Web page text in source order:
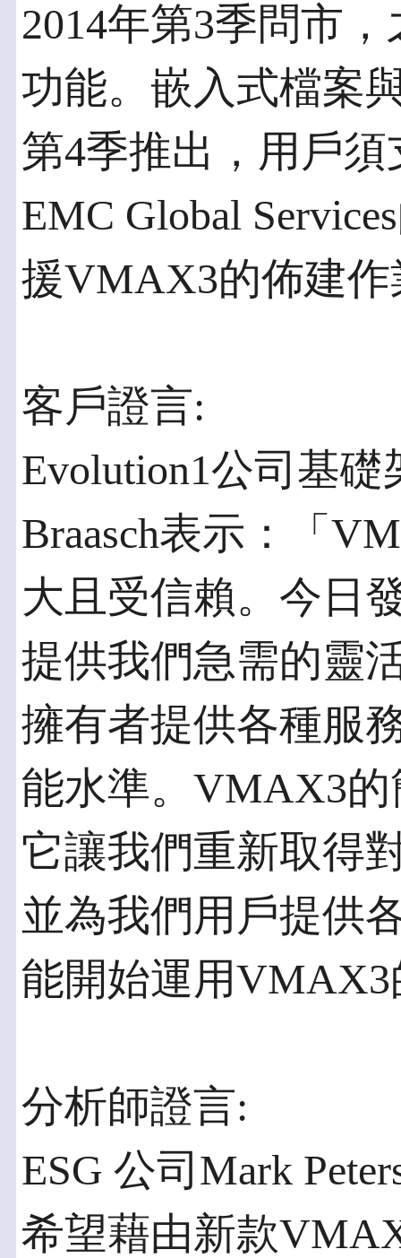
2014年第3季問市
功能。嵌入式檔案
第4季推出，用戶
EMC Global
援VMAX3的佈建作
客戶證言:
Evolution1公司基礎
Braasch表示：「
大且受信賴。今日
提供我們急需的靈
擁有者提供各種服
能水準。VMAX3
它讓我們重新取得
並為我們用戶提供
能開始運用
分析師證言:
ESG 公司Mark
希望藉由新款